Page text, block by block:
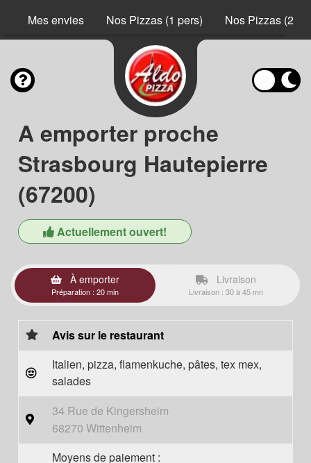
Mes envies Nos Pizzas (1 pers) Nos Pizzas (2
A emporter proche
Strasbourg Hautepierre
(67200)
Actuellement ouvert!
À emporter
Préparation : 20 min
Livraison
Livraison : 30 à 45 mn
Avis sur le restaurant
Italien, pizza, flamenkuche, pâtes, tex mex,
salades
34 Rue de Kingersheim
68270 Wittenheim
Moyens de paiement :